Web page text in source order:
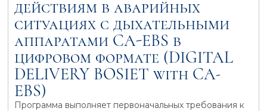
действиям в аварийных
ситуациях с дыхательными
аппаратами CA-EBS в
цифровом формате (DIGITAL
DELIVERY BOSIET with CA-
EBS)
Программа выполняет первоначальных требования к